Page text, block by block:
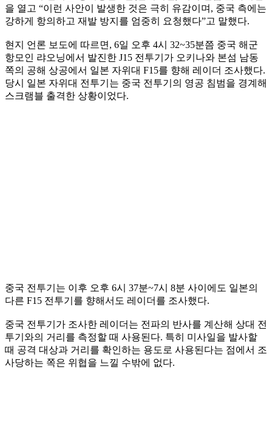
을 열고 “이런 사안이 발생한 것은 극히 유감이며, 중국 측에는
강하게 항의하고 재발 방지를 엄중히 요청했다”고 말했다.
현지 언론 보도에 따르면, 6일 오후 4시 32~35분쯤 중국 해군
항모인 랴오닝에서 발진한 J15 전투기가 오키나와 본섬 남동
쪽의 공해 상공에서 일본 자위대 F15를 향해 레이더 조사했다.
당시 일본 자위대 전투기는 중국 전투기의 영공 침범을 경계해
스크램블 출격한 상황이었다.
중국 전투기는 이후 오후 6시 37분~7시 8분 사이에도 일본의
다른 F15 전투기를 향해서도 레이더를 조사했다.
중국 전투기가 조사한 레이더는 전파의 반사를 계산해 상대 전
투기와의 거리를 측정할 때 사용된다. 특히 미사일을 발사할
때 공격 대상과 거리를 확인하는 용도로 사용된다는 점에서 조
사당하는 쪽은 위협을 느낄 수밖에 없다.